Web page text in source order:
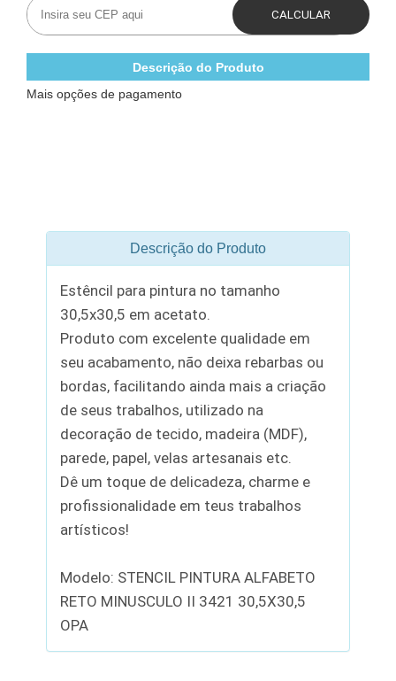
Descrição do Produto
Mais opções de pagamento
Descrição do Produto
Estêncil para pintura no tamanho
30,5x30,5 em acetato.
Produto com excelente qualidade em
seu acabamento, não deixa rebarbas ou
bordas, facilitando ainda mais a criação
de seus trabalhos, utilizado na
decoração de tecido, madeira (MDF),
parede, papel, velas artesanais etc.
Dê um toque de delicadeza, charme e
profissionalidade em teus trabalhos
artísticos!
Modelo: STENCIL PINTURA ALFABETO
RETO MINUSCULO II 3421 30,5X30,5
OPA